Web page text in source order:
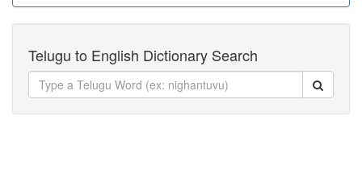
Telugu to English Dictionary Search